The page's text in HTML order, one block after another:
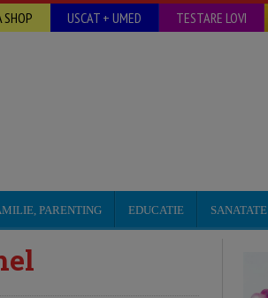
SHOP USCAT + UMED TESTARE LOVI
PARENTING EDUCATIE SANATATE